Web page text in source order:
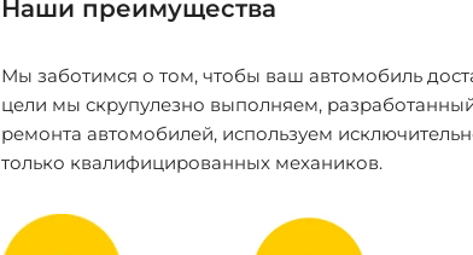
Наши преимущества
Мы заботимся о том, чтобы ваш автомобиль
цели мы скрупулезно выполняем,
ремонта автомобилей, используем
только квалифицированных механиков.